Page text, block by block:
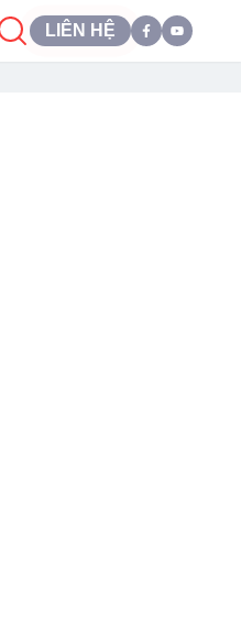
LIÊN HỆ
kế website